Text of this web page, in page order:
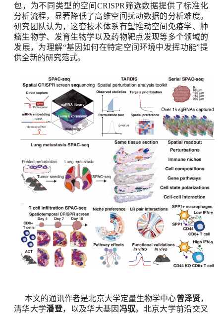
包，为不同类型的空间 CRISPR 筛选数据提供了标准化
分析流程，显著降低了高维空间扰动数据的分析难度。
研究团队认为，这套技术体系有望推动空间免疫学、肿
瘤生物学、发育生物学以及药物靶点发现等多个领域的
发展，为理解“基因如何在特定空间环境中发挥功能”提
供全新的研究范式。
本文的通讯作者是北京大学定量生物学中心曾泽贤，
清华大学潘登，以及华大基因 冯驭。 北京大学前沿交叉